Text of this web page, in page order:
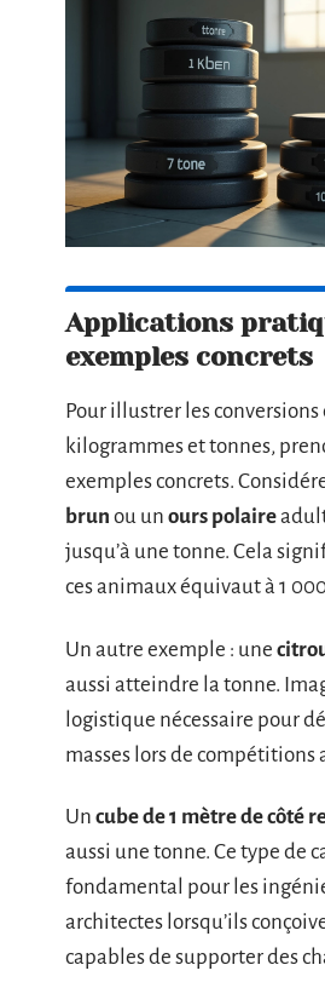
Applications
exemples concrets
Pour illustrer les conversions
kilogrammes et tonnes,
exemples concrets.
brun ou un ours polaire
jusqu’à une tonne. Cela
ces animaux équivaut à 1
Un autre exemple : une
aussi atteindre la tonne.
logistique nécessaire pour
masses lors de compétitions
Un cube de 1 mètre de côté
aussi une tonne. Ce type de
fondamental pour les
architectes lorsqu’ils
capables de supporter des